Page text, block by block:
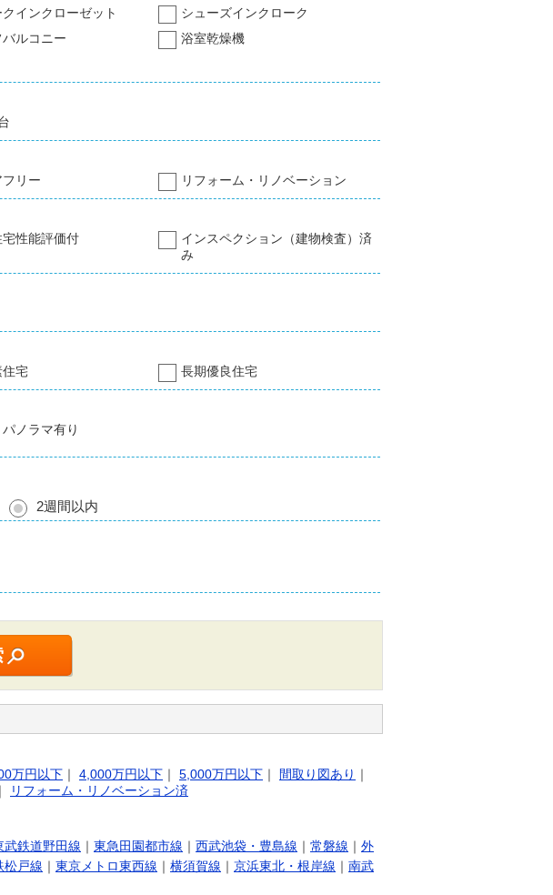
インクローゼット
シューズインクローク
バルコニー
浴室乾燥機
リー リフォーム・リノベーション
性能評価付
インスペクション（建物検査）済
み
住宅 長期優良住宅
ノラマ有り
2週間以内
万円以下 ｜ 4,000万円以下 ｜ 5,000万円以下 ｜ 間取り図あり ｜
｜ リフォーム・リノベーション済
武鉄道野田線 ｜ 東急田園都市線 ｜ 西武池袋・豊島線 ｜ 常磐線 ｜ 外
松戸線 ｜ 東京メトロ東西線 ｜ 横須賀線 ｜ 京浜東北・根岸線 ｜ 南武